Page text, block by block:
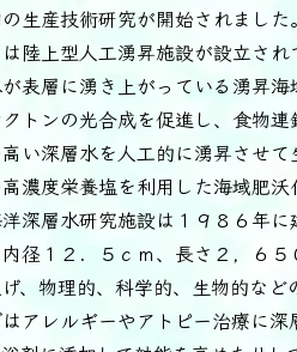
生産技術研究が開始されまし
陸上型人工湧昇施設が設立され
表層に湧き上がっている湧昇
トンの光合成を促進し、食物
い深層水を人工的に湧昇させ
濃度栄養塩を利用した海域肥沃
深層水研究施設は１９８６年
径１２．５ｃｍ、長さ２，６
、物理的、科学的、生物的な
アレルギーやアトピー治療に